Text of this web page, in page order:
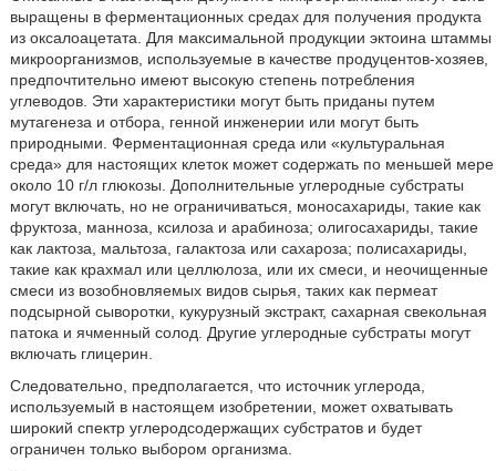
выращены в ферментационных средах для получения продукта
из оксалоацетата. Для максимальной продукции эктоина штаммы
микроорганизмов, используемые в качестве продуцентов-хозяев,
предпочтительно имеют высокую степень потребления
углеводов. Эти характеристики могут быть приданы путем
мутагенеза и отбора, генной инженерии или могут быть
природными. Ферментационная среда или «культуральная
среда» для настоящих клеток может содержать по меньшей мере
около 10 г/л глюкозы. Дополнительные углеродные субстраты
могут включать, но не ограничиваться, моносахариды, такие как
фруктоза, манноза, ксилоза и арабиноза; олигосахариды, такие
как лактоза, мальтоза, галактоза или сахароза; полисахариды,
такие как крахмал или целлюлоза, или их смеси, и неочищенные
смеси из возобновляемых видов сырья, таких как пермеат
подсырной сыворотки, кукурузный экстракт, сахарная свекольная
патока и ячменный солод. Другие углеродные субстраты могут
включать глицерин.
Следовательно, предполагается, что источник углерода,
используемый в настоящем изобретении, может охватывать
широкий спектр углеродсодержащих субстратов и будет
ограничен только выбором организма.